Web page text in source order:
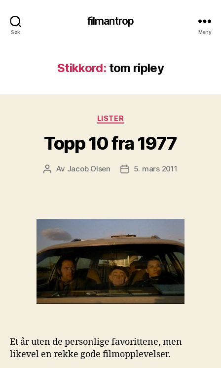
Søk
filmantrop
Meny
Stikkord: tom ripley
Kategorier
LISTER
Topp 10 fra 1977
Innleggsforfatter
Av Jacob Olsen Publiseringsdato
5. mars 2011
Et år uten de personlige favorittene, men
likevel en rekke gode filmopplevelser.